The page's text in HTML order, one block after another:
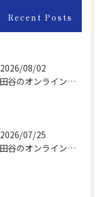
Recent Posts
2026/08/02
世田谷のオンライン肉屋は厳選輸入牛を取り扱っています。
2026/07/25
世田谷のオンライン肉屋の輸入牛は特別です。